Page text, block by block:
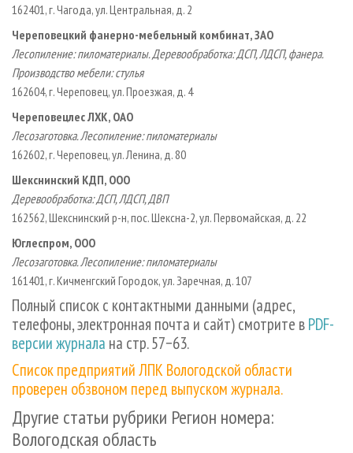
162401, г. Чагода, ул. Центральная, д. 2
Череповецкий фанерно­-мебельный комбинат, ЗАО
Лесопиление: пиломатериалы. Деревообработка: ДСП, ЛДСП, фанера.
Производство мебели: стулья
162604, г. Череповец, ул. Проезжая, д. 4
Череповецлес ЛХК, ОАО
Лесозаготовка. Лесопиление: пиломатериалы
162602, г. Череповец, ул. Ленина, д. 80
Шекснинский КДП, ООО
Деревообработка: ДСП, ЛДСП, ДВП
162562, Шекснинский р­-н, пос. Шексна­-2, ул. Первомайская, д. 22
Юглеспром, ООО
Лесозаготовка. Лесопиление: пиломатериалы
161401, г. Кичменгский Городок, ул. Заречная, д. 107
Полный список с контактными данными (адрес,
телефоны, электронная почта и сайт) смотрите вPDF-
версии журнала на стр. 57−63.
Список предприятий ЛПК Вологодской области
проверен обзвоном перед выпуском журнала.
Другие статьи рубрики Регион номера:
Вологодская область